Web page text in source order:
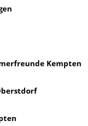
Kempten